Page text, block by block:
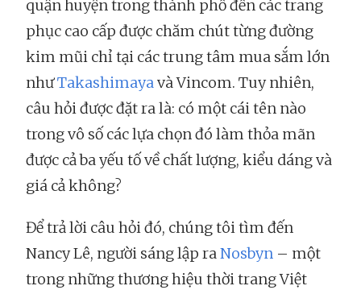
quận huyện trong thành phố đến các trang
phục cao cấp được chăm chút từng đường
kim mũi chỉ tại các trung tâm mua sắm lớn
nhưTakashimayavà Vincom. Tuy nhiên,
câu hỏi được đặt ra là: có một cái tên nào
trong vô số các lựa chọn đó làm thỏa mãn
được cả ba yếu tố về chất lượng, kiểu dáng và
giá cả không?
Để trả lời câu hỏi đó, chúng tôi tìm đến
Nancy Lê, người sáng lập raNosbyn – một
trong những thương hiệu thời trang Việt